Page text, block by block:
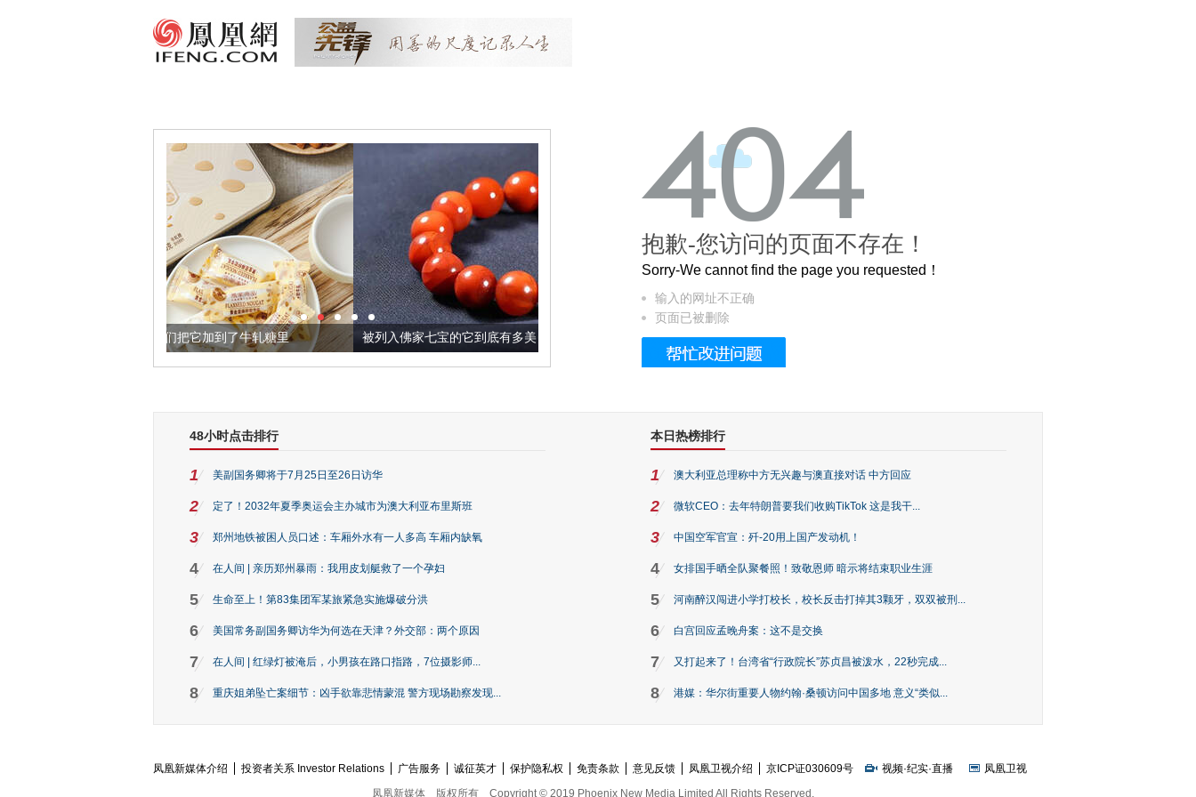
亚麻籽，我们把它加到了牛轧糖里 被列入佛家七宝的它到底有多美？ 这个3.2米的长卷，还原了600岁的紫禁城
抱歉-您访问的页面不存在！
Sorry-We cannot find the page you requested！
输入的网址不正确
页面已被删除
48小时点击排行
1 美副国务卿将于7月25日至26日访华
2 定了！2032年夏季奥运会主办城市为澳大利亚布里斯班
3 郑州地铁被困人员口述：车厢外水有一人多高 车厢内缺氧
4 在人间 | 亲历郑州暴雨：我用皮划艇救了一个孕妇
5 生命至上！第83集团军某旅紧急实施爆破分洪
6 美国常务副国务卿访华为何选在天津？外交部：两个原因
7 在人间 | 红绿灯被淹后，小男孩在路口指路，7位摄影师...
8 重庆姐弟坠亡案细节：凶手欲靠悲情蒙混 警方现场勘察发现...
本日热榜排行
1 澳大利亚总理称中方无兴趣与澳直接对话 中方回应
2 微软CEO：去年特朗普要我们收购TikTok 这是我干...
3 中国空军官宣：歼-20用上国产发动机！
4 女排国手晒全队聚餐照！致敬恩师 暗示将结束职业生涯
5 河南醉汉闯进小学打校长，校长反击打掉其3颗牙，双双被刑...
6 白宫回应孟晚舟案：这不是交换
7 又打起来了！台湾省“行政院长”苏贞昌被泼水，22秒完成...
8 港媒：华尔街重要人物约翰·桑顿访问中国多地 意义“类似...
凤凰新媒体介绍 投资者关系 Investor Relations 广告服务 诚征英才 保护隐私权 免责条款 意见反馈 凤凰卫视介绍 京ICP证030609号 视频·纪实·直播
凤凰卫视
凤凰新媒体
版权所有 Copyright © 2019 Phoenix New Media Limited All Rights Reserved.